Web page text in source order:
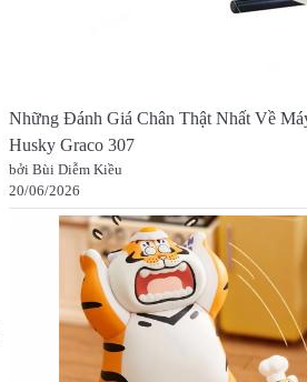
Những Đánh Giá Chân Thật Nhất Về
Husky Graco 307
bởi Bùi Diễm Kiều
20/06/2026